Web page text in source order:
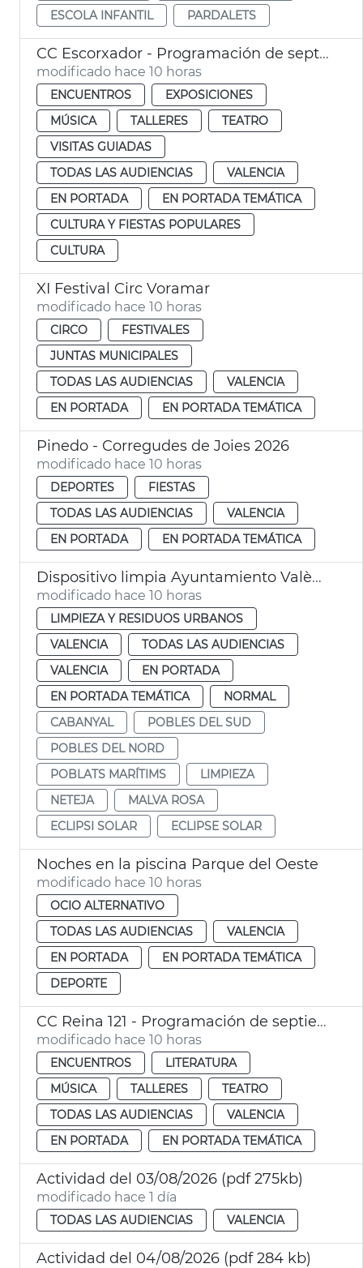
ESCOLA INFANTIL
PARDALETS
CC Escorxador - Programación de septiembre
modificado hace 10 horas
ENCUENTROS
EXPOSICIONES
MÚSICA
TALLERES
TEATRO
VISITAS GUIADAS
TODAS LAS AUDIENCIAS
VALENCIA
EN PORTADA
EN PORTADA TEMÁTICA
CULTURA Y FIESTAS POPULARES
CULTURA
XI Festival Circ Voramar
modificado hace 10 horas
CIRCO
FESTIVALES
JUNTAS MUNICIPALES
TODAS LAS AUDIENCIAS
VALENCIA
EN PORTADA
EN PORTADA TEMÁTICA
Pinedo - Corregudes de Joies 2026
modificado hace 10 horas
DEPORTES
FIESTAS
TODAS LAS AUDIENCIAS
VALENCIA
EN PORTADA
EN PORTADA TEMÁTICA
Dispositivo limpia Ayuntamiento València eclipse solar
modificado hace 10 horas
LIMPIEZA Y RESIDUOS URBANOS
VALENCIA
TODAS LAS AUDIENCIAS
VALENCIA
EN PORTADA
EN PORTADA TEMÁTICA
NORMAL
CABANYAL
POBLES DEL SUD
POBLES DEL NORD
POBLATS MARÍTIMS
LIMPIEZA
NETEJA
MALVA ROSA
ECLIPSI SOLAR
ECLIPSE SOLAR
Noches en la piscina Parque del Oeste
modificado hace 10 horas
OCIO ALTERNATIVO
TODAS LAS AUDIENCIAS
VALENCIA
EN PORTADA
EN PORTADA TEMÁTICA
DEPORTE
CC Reina 121 - Programación de septiembre
modificado hace 10 horas
ENCUENTROS
LITERATURA
MÚSICA
TALLERES
TEATRO
TODAS LAS AUDIENCIAS
VALENCIA
EN PORTADA
EN PORTADA TEMÁTICA
Actividad del 03/08/2026 (pdf 275kb)
modificado hace 1 día
TODAS LAS AUDIENCIAS VALENCIA
Actividad del 04/08/2026 (pdf 284 kb)